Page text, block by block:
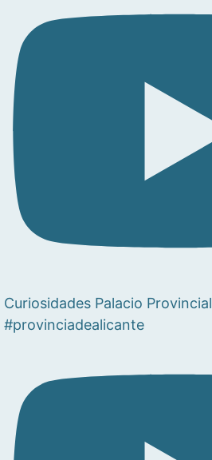
Curiosidades Palacio Provincial
#provinciadealicante